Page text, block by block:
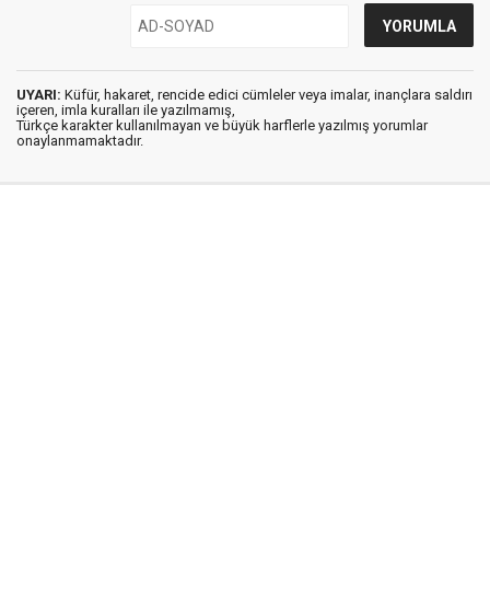
UYARI: Küfür, hakaret, rencide edici cümleler veya imalar, inançlara saldırı
içeren, imla kuralları ile yazılmamış,
Türkçe karakter kullanılmayan ve büyük harflerle yazılmış yorumlar
onaylanmamaktadır.